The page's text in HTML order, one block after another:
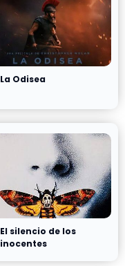
La Odisea
El silencio de los
inocentes